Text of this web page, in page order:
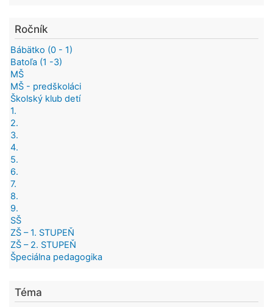
Ročník
Bábätko (0 - 1)
Batoľa (1 -3)
MŠ
MŠ - predškoláci
Školský klub detí
1.
2.
3.
4.
5.
6.
7.
8.
9.
SŠ
ZŠ – 1. STUPEŇ
ZŠ – 2. STUPEŇ
Špeciálna pedagogika
Téma